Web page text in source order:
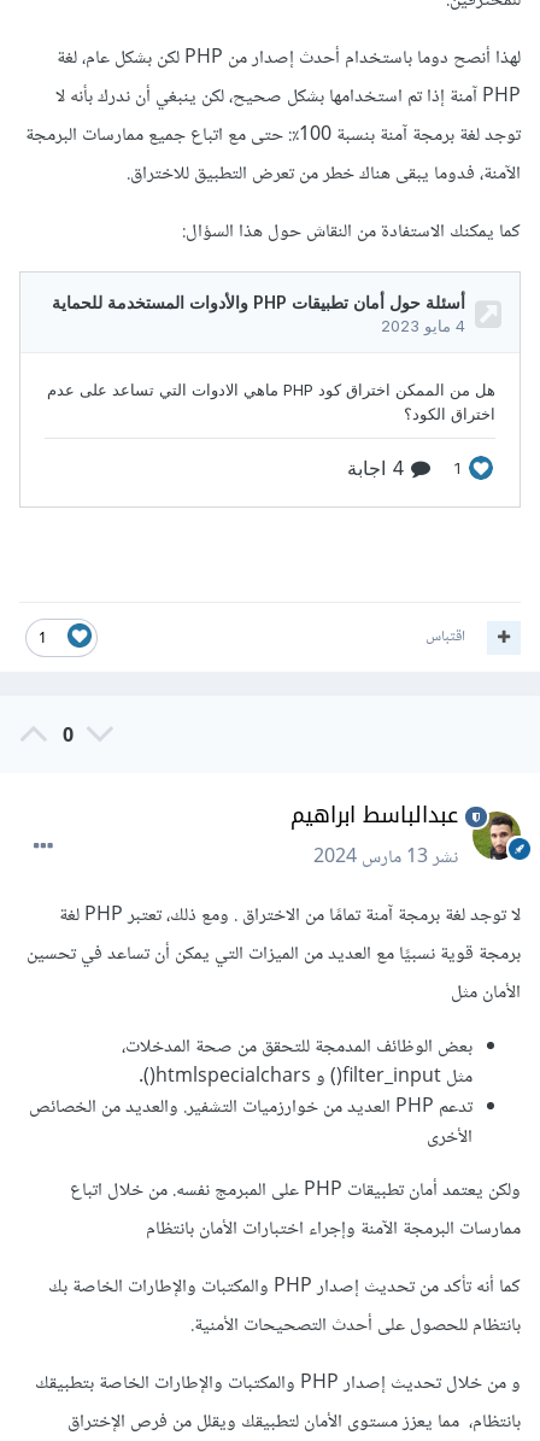
لهذا أنصح دوما باستخدام أحدث إصدار من PHP لكن بشكل عام، لغة
PHP آمنة إذا تم استخدامها بشكل صحيح، لكن ينبغي أن ندرك بأنه لا
توجد لغة برمجة آمنة بنسبة 100٪: حتى مع اتباع جميع ممارسات البرمجة
الآمنة، فدوما يبقى هناك خطر من تعرض التطبيق للاختراق.
كما يمكنك الاستفادة من النقاش حول هذا السؤال:
1 اقتباس
0
عبدالباسط ابراهيم
نشر13 مارس 2024
لا توجد لغة برمجة آمنة تمامًا من الاختراق . ومع ذلك، تعتبر PHP لغة
برمجة قوية نسبيًا مع العديد من الميزات التي يمكن أن تساعد في تحسين
الأمان مثل
بعض الوظائف المدمجة للتحقق من صحة المدخلات،
مثل filter_input() و htmlspecialchars().
تدعم PHP العديد من خوارزميات التشفير. والعديد من الخصائص
الأخرى
ولكن يعتمد أمان تطبيقات PHP على المبرمج نفسه. من خلال اتباع
ممارسات البرمجة الآمنة وإجراء اختبارات الأمان بانتظام
كما أنه تأكد من تحديث إصدار PHP والمكتبات والإطارات الخاصة بك
بانتظام للحصول على أحدث التصحيحات الأمنية.
و من خلال تحديث إصدار PHP والمكتبات والإطارات الخاصة بتطبيقك
بانتظام، مما يعزز مستوى الأمان لتطبيقك ويقلل من فرص الإختراق